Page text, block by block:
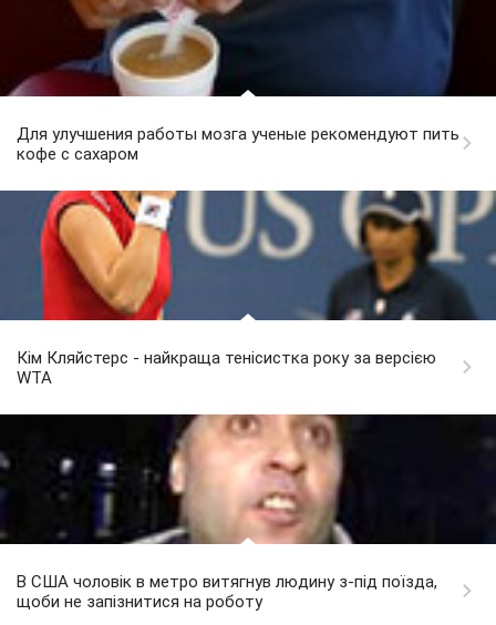
Для улучшения работы мозга ученые рекомендуют пить
кофе с сахаром
Кім Кляйстерс - найкраща тенісистка року за версією
WTA
В США чоловік в метро витягнув людину з-під поїзда,
щоби не запізнитися на роботу